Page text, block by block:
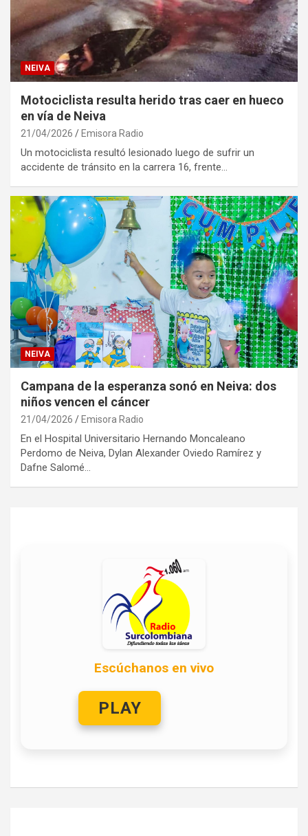
NEIVA
Motociclista resulta herido tras caer en hueco
en vía de Neiva
21/04/2026 Emisora Radio
Un motociclista resultó lesionado luego de sufrir un
accidente de tránsito en la carrera 16, frente…
NEIVA
Campana de la esperanza sonó en Neiva: dos
niños vencen el cáncer
21/04/2026 Emisora Radio
En el Hospital Universitario Hernando Moncaleano
Perdomo de Neiva, Dylan Alexander Oviedo Ramírez y
Dafne Salomé…
Escúchanos en vivo
PLAY